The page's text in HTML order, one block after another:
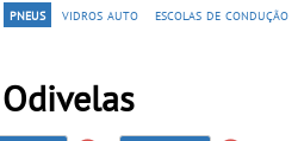
pneus vidros auto escolas de condução